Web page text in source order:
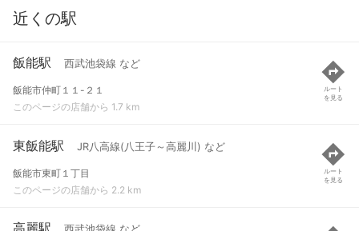
近くの駅
飯能駅 西武池袋線 など
飯能市仲町１１-２１
このページの店舗から 1.7 km
ルート
を見る
東飯能駅 JR八高線(八王子～高麗川) など
飯能市東町１丁目
このページの店舗から 2.2 km
ルート
を見る
高麗駅